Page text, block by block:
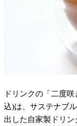
ドリンクの「二度
込)は、サステナブ
出した自家製ドリ